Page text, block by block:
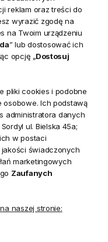
mebel o
urządzonych w stylu
. Stworzona z
naturalnych
jak i
metalu
recyklingowanego
strukturę, słoje i
jest dzięki
połączenie
reklam oraz treści do
wyrazić zgodę na
na Twoim urządzeniu
” lub dostosować ich
opcję „Dostosuj
pliki cookies i podobne
osobowe. Ich podstawą
administratora danych
ul. Bielska 45a;
w postaci
świadczonych
marketingowych
Zaufanych
naszej stronie: